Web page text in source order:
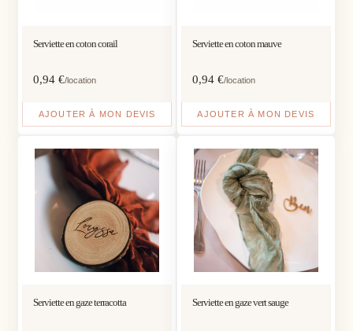
Serviette en coton corail
0,94€/location
AJOUTER À MON DEVIS
Serviette en coton mauve
0,94 €/location
AJOUTER À MON DEVIS
Serviette en gaze terracotta Serviette en gaze vert sauge